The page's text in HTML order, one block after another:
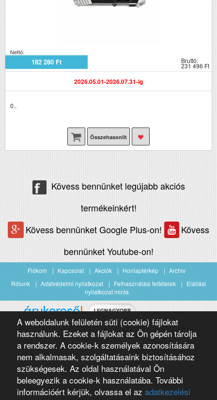
Nettó:
182 280 Ft Bruttó:
231 496 Ft
2026.05.01-2026.07.31-ig
0..
Összehasonlít
A weboldalunk felületén süti (cookie) fájlokat
használunk. Ezeket a fájlokat az Ön gépén tárolja
a rendszer. A cookie-k személyek azonosítására
nem alkalmasak, szolgáltatásaink biztosításához
szükségesek. Az oldal használatával Ön
beleegyezik a cookie-k használatába. További
információért kérjük, olvassa el az adatkezelési
Kövess bennünket legújabb akciós
termékeinkért!
Kövess bennünket Google Plus-on!
Kövess
bennünket Youtube-on!
Fiókom Kapcsolat Akciók Honlaptérkép
Archiv
Rólunk
Adatvédelmi nyilatkozat Felhasználási feltételek
Elállási
nyilatkozat minta